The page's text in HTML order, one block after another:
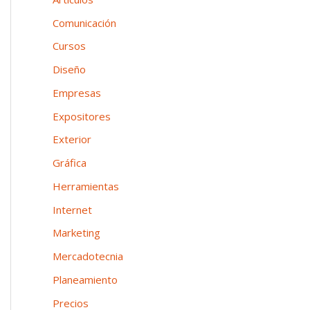
n
e
a
:
Comunicación
Cursos
Diseño
Empresas
Expositores
Exterior
Gráfica
Herramientas
Internet
Marketing
Mercadotecnia
Planeamiento
Precios